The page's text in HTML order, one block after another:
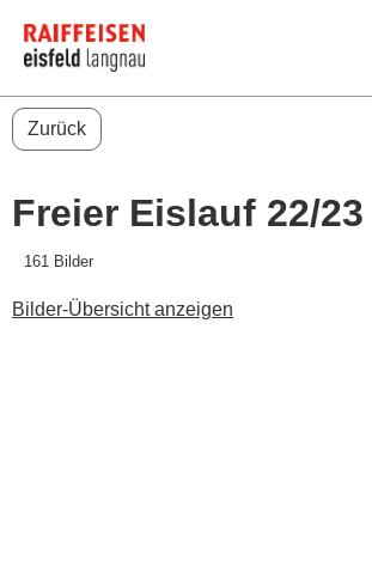
Zurück
Freier Eislauf 22/23
161 Bilder
Bilder-Übersicht anzeigen